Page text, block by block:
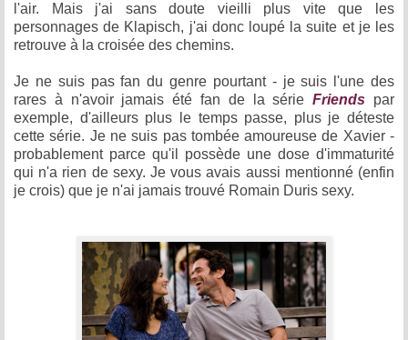
l'air. Mais j'ai sans doute vieilli plus vite que les
personnages de Klapisch, j'ai donc loupé la suite et je les
retrouve à la croisée des chemins.
Je ne suis pas fan du genre pourtant - je suis l'une des
rares à n'avoir jamais été fan de la sérieFriends par
exemple, d'ailleurs plus le temps passe, plus je déteste
cette série. Je ne suis pas tombée amoureuse de Xavier -
probablement parce qu'il possède une dose d'immaturité
qui n'a rien de sexy. Je vous avais aussi mentionné (enfin
je crois) que je n'ai jamais trouvé Romain Duris sexy.